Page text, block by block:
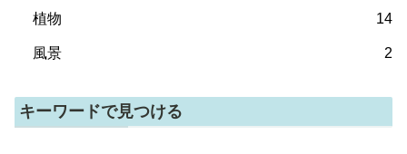
植物 14
風景 2
キーワードで見つける